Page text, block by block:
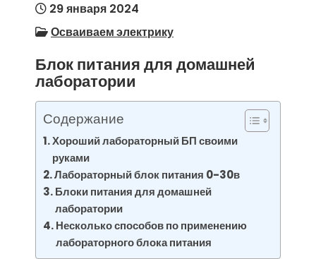
29 января 2024
Осваиваем электрику
Блок питания для домашней
лаборатории
Содержание
Хороший лабораторный БП своими
руками
Лабораторный блок питания 0-30в
Блоки питания для домашней
лаборатории
Несколько способов по применению
лабораторного блока питания